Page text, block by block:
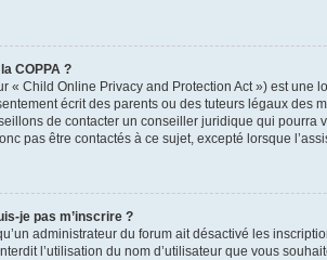
COPPA ?
« Child Online Privacy and Protection Act ») est
écrit des parents ou des tuteurs légaux des
de contacter un conseiller juridique qui pourra
pas être contactés à ce sujet, excepté lorsque
je pas m’inscrire ?
administrateur du forum ait désactivé les
l’utilisation du nom d’utilisateur que vous